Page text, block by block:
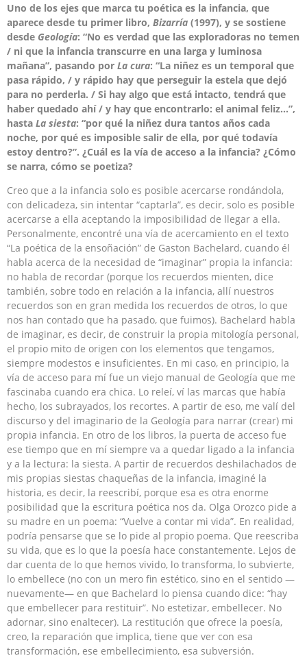
Uno de los ejes que marca tu poética es la infancia, que
aparece desde tu primer libro, Bizarría (1997), y se sostiene
desde Geología: “No es verdad que las exploradoras no temen
/ ni que la infancia transcurre en una larga y luminosa
mañana”, pasando por La cura: “La niñez es un temporal que
pasa rápido, / y rápido hay que perseguir la estela que dejó
para no perderla. / Si hay algo que está intacto, tendrá que
haber quedado ahí / y hay que encontrarlo: el animal feliz…”,
hasta La siesta: “por qué la niñez dura tantos años cada
noche, por qué es imposible salir de ella, por qué todavía
estoy dentro?”. ¿Cuál es la vía de acceso a la infancia? ¿Cómo
se narra, cómo se poetiza?
Creo que a la infancia solo es posible acercarse rondándola,
con delicadeza, sin intentar “captarla”, es decir, solo es posible
acercarse a ella aceptando la imposibilidad de llegar a ella.
Personalmente, encontré una vía de acercamiento en el texto
“La poética de la ensoñación” de Gaston Bachelard, cuando él
habla acerca de la necesidad de “imaginar” propia la infancia:
no habla de recordar (porque los recuerdos mienten, dice
también, sobre todo en relación a la infancia, allí nuestros
recuerdos son en gran medida los recuerdos de otros, lo que
nos han contado que ha pasado, que fuimos). Bachelard habla
de imaginar, es decir, de construir la propia mitología personal,
el propio mito de origen con los elementos que tengamos,
siempre modestos e insuficientes. En mi caso, en principio, la
vía de acceso para mí fue un viejo manual de Geología que me
fascinaba cuando era chica. Lo releí, ví las marcas que había
hecho, los subrayados, los recortes. A partir de eso, me valí del
discurso y del imaginario de la Geología para narrar (crear) mi
propia infancia. En otro de los libros, la puerta de acceso fue
ese tiempo que en mí siempre va a quedar ligado a la infancia
y a la lectura: la siesta. A partir de recuerdos deshilachados de
mis propias siestas chaqueñas de la infancia, imaginé la
historia, es decir, la reescribí, porque esa es otra enorme
posibilidad que la escritura poética nos da. Olga Orozco pide a
su madre en un poema: “Vuelve a contar mi vida”. En realidad,
podría pensarse que se lo pide al propio poema. Que reescriba
su vida, que es lo que la poesía hace constantemente. Lejos de
dar cuenta de lo que hemos vivido, lo transforma, lo subvierte,
lo embellece (no con un mero fin estético, sino en el sentido —
nuevamente— en que Bachelard lo piensa cuando dice: “hay
que embellecer para restituir”. No estetizar, embellecer. No
adornar, sino enaltecer). La restitución que ofrece la poesía,
creo, la reparación que implica, tiene que ver con esa
transformación, ese embellecimiento, esa subversión.